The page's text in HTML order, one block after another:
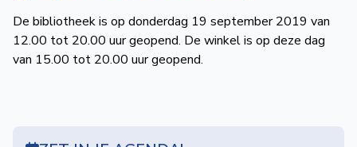
De bibliotheek is op donderdag 19 september 2019 van
12.00 tot 20.00 uur geopend. De winkel is op deze dag
van 15.00 tot 20.00 uur geopend.